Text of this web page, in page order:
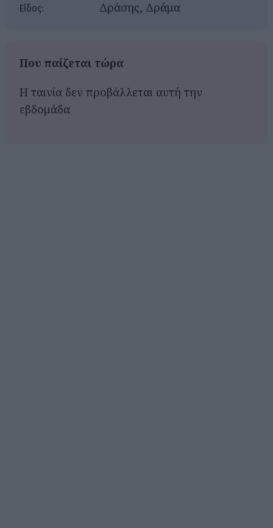
Είδος: Δράσης, Δράμα
Που παίζεται τώρα
Η ταινία δεν προβάλλεται αυτή την
εβδομάδα